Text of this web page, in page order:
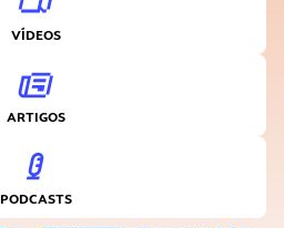
VÍDEOS
ARTIGOS
PODCASTS